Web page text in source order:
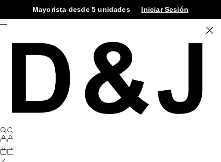
Mayorista desde 5 unidades Iniciar Sesión